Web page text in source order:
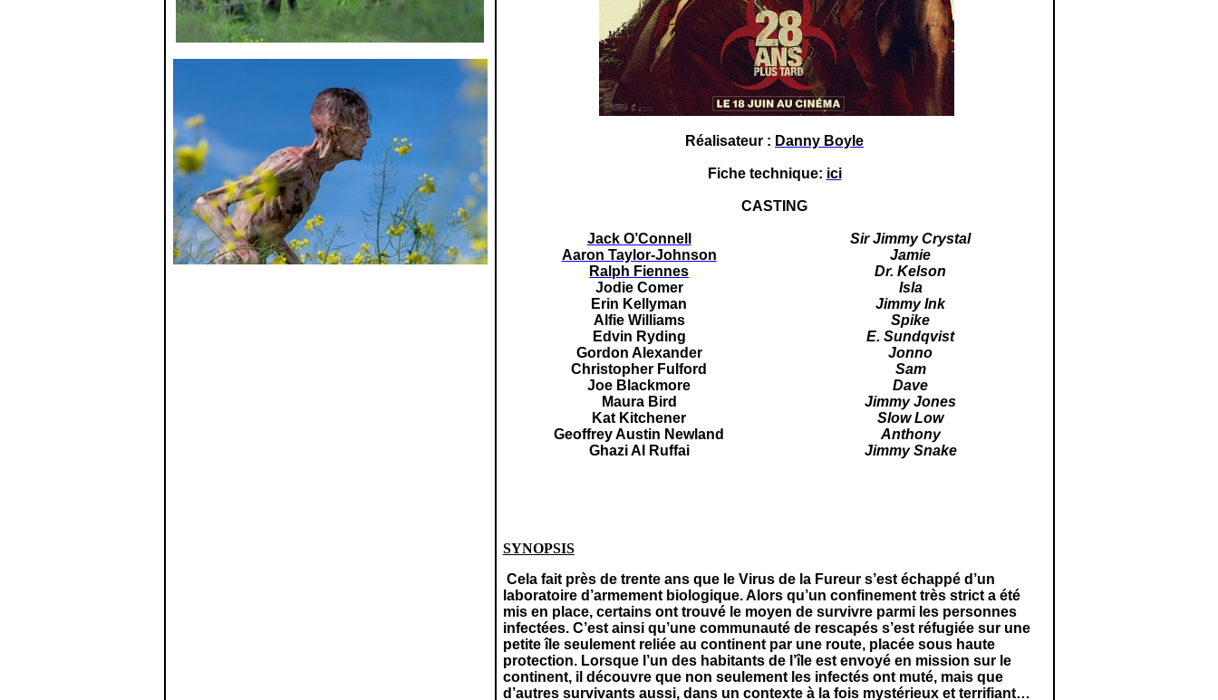
Réalisateur : Danny Boyle
Fiche technique: ici
CASTING
Jack O’Connell
Sir Jimmy Crystal
Aaron Taylor-Johnson
Jamie
Ralph Fiennes
Dr.Kelson
Jodie Comer
Isla
Erin Kellyman
Jimmy Ink
Alfie Williams
Spike
Edvin Ryding E.Sundqvist
Gordon Alexander
Jonno
Christopher Fulford
Sam
Joe Blackmore
Dave
MauraBird
Jimmy Jones
Kat Kitchener
Slow Low
Geoffrey Austin Newland
Anthony
Ghazi Al
Ruffai Jimmy Snake
SYNOPSIS
Cela fait près de trente ans que le Virus de la Fureur s’est échappé d’un
laboratoire d’armement biologique. Alors qu’un confinement très strict a été
mis en place, certains ont trouvé le moyen de survivre parmi les personnes
infectées. C’est ainsi qu’une communauté de rescapés s’est réfugiée sur une
petite île seulement reliée au continent par une route, placée sous haute
protection. Lorsque l’un des habitants de l’île est envoyé en mission sur le
continent, il découvre que non seulement les infectés ont muté, mais que
d’autres survivants aussi, dans un contexte à la fois mystérieux et terrifiant…